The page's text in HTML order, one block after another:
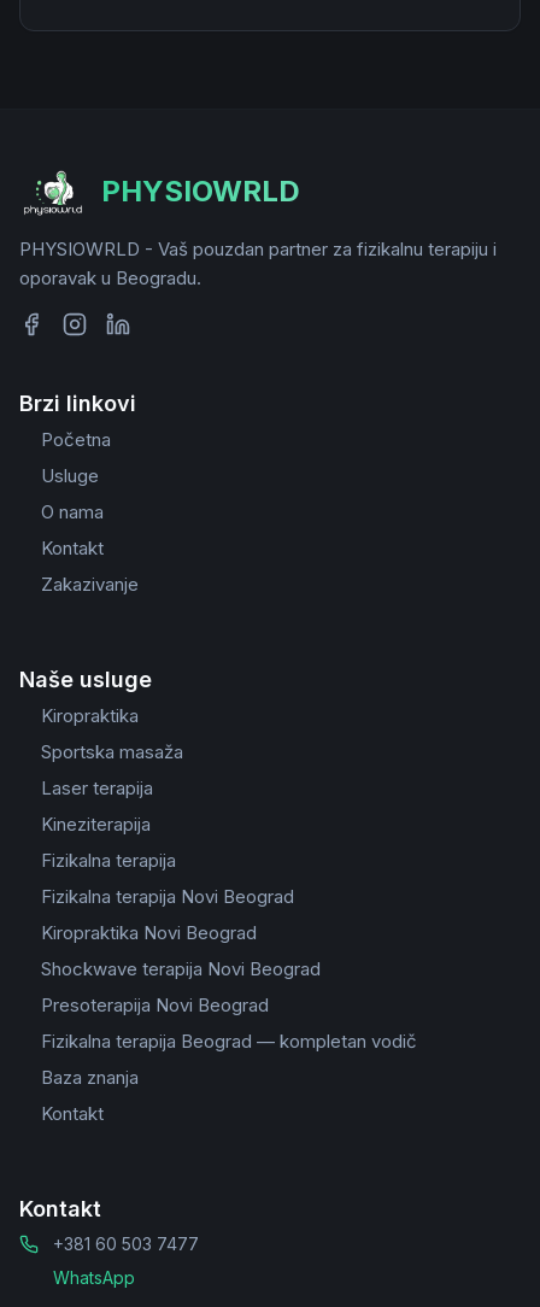
PHYSIOWRLD
PHYSIOWRLD - Vaš pouzdan partner za fizikalnu terapiju i
oporavak u Beogradu.
Brzi linkovi
Početna
Usluge
O nama
Kontakt
Zakazivanje
Naše usluge
Kiropraktika
Sportska masaža
Laser terapija
Kineziterapija
Fizikalna terapija
Fizikalna terapija Novi Beograd
Kiropraktika Novi Beograd
Shockwave terapija Novi Beograd
Presoterapija Novi Beograd
Fizikalna terapija Beograd — kompletan vodič
Baza znanja
Kontakt
Kontakt
+381 60 503 7477
WhatsApp